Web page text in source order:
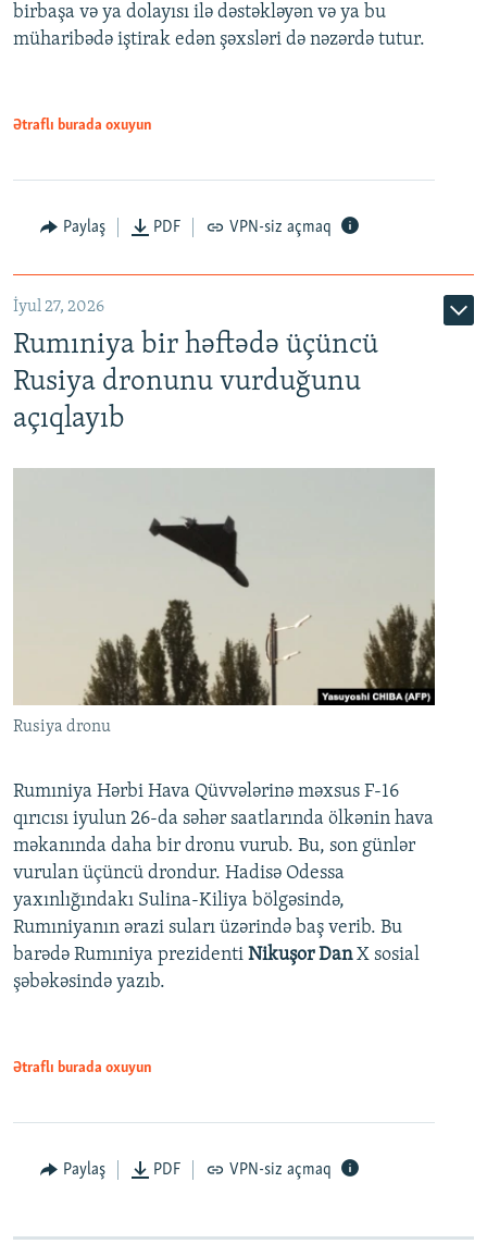
birbaşa və ya dolayısı ilə dəstəkləyən və ya bu
müharibədə iştirak edən şəxsləri də nəzərdə tutur.
Ətraflı burada oxuyun
Paylaş PDF VPN-siz açmaq
İyul 27, 2026
Rumıniya bir həftədə üçüncü
Rusiya dronunu vurduğunu
açıqlayıb
Rusiya dronu
Rumıniya Hərbi Hava Qüvvələrinə məxsus F-16
qırıcısı iyulun 26-da səhər saatlarında ölkənin hava
məkanında daha bir dronu vurub. Bu, son günlər
vurulan üçüncü drondur. Hadisə Odessa
yaxınlığındakı Sulina-Kiliya bölgəsində,
Rumıniyanın ərazi suları üzərində baş verib. Bu
barədə Rumıniya prezidenti Nikuşor DanX sosial
şəbəkəsində yazıb.
Ətraflı burada oxuyun
Paylaş PDF VPN-siz açmaq